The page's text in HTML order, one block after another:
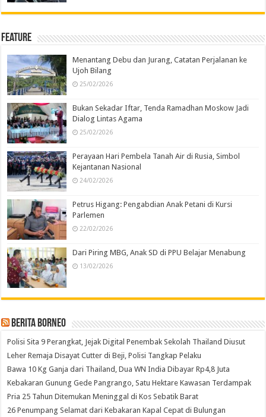
Feature
Menantang Debu dan Jurang, Catatan Perjalanan ke
Ujoh Bilang
25/02/2026
Bukan Sekadar Iftar, Tenda Ramadhan Moskow Jadi
Dialog Lintas Agama
25/02/2026
Perayaan Hari Pembela Tanah Air di Rusia, Simbol
Kejantanan Nasional
24/02/2026
Petrus Higang: Pengabdian Anak Petani di Kursi
Parlemen
22/02/2026
Dari Piring MBG, Anak SD di PPU Belajar Menabung
13/02/2026
Berita Borneo
Polisi Sita 9 Perangkat, Jejak Digital Penembak Sekolah Thailand Diusut
Leher Remaja Disayat Cutter di Beji, Polisi Tangkap Pelaku
Bawa 10 Kg Ganja dari Thailand, Dua WN India Dibayar Rp4,8 Juta
Kebakaran Gunung Gede Pangrango, Satu Hektare Kawasan Terdampak
Pria 25 Tahun Ditemukan Meninggal di Kos Sebatik Barat
26 Penumpang Selamat dari Kebakaran Kapal Cepat di Bulungan